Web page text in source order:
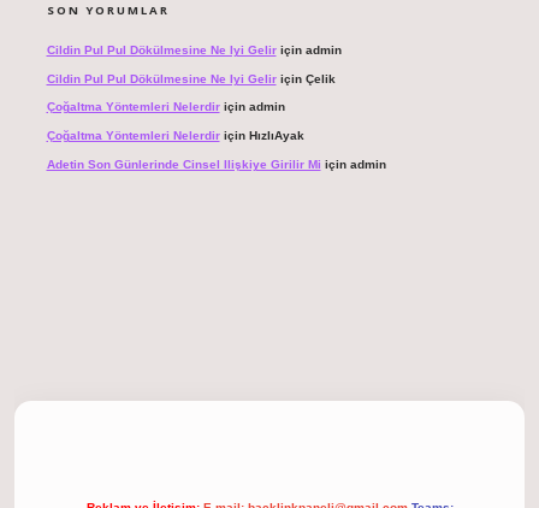
SON YORUMLAR
Cildin Pul Pul Dökülmesine Ne Iyi Geliriçin admin
Cildin Pul Pul Dökülmesine Ne Iyi Geliriçin Çelik
Çoğaltma Yöntemleri Nelerdiriçin admin
Çoğaltma Yöntemleri Nelerdiriçin HızlıAyak
Adetin Son Günlerinde Cinsel Ilişkiye Girilir Mi için admin